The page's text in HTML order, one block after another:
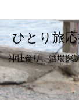
ひとり旅
神社参り、酒場探